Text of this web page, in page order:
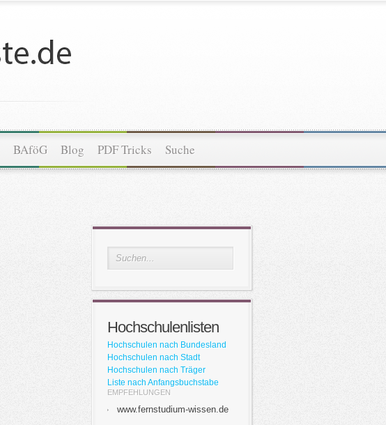
BAföG Blog PDF Tricks Suche
Hochschulenlisten
Hochschulen nach Bundesland
Hochschulen nach Stadt
Hochschulen nach Träger
Liste nach Anfangsbuchstabe
EMPFEHLUNGEN
www.fernstudium-wissen.de